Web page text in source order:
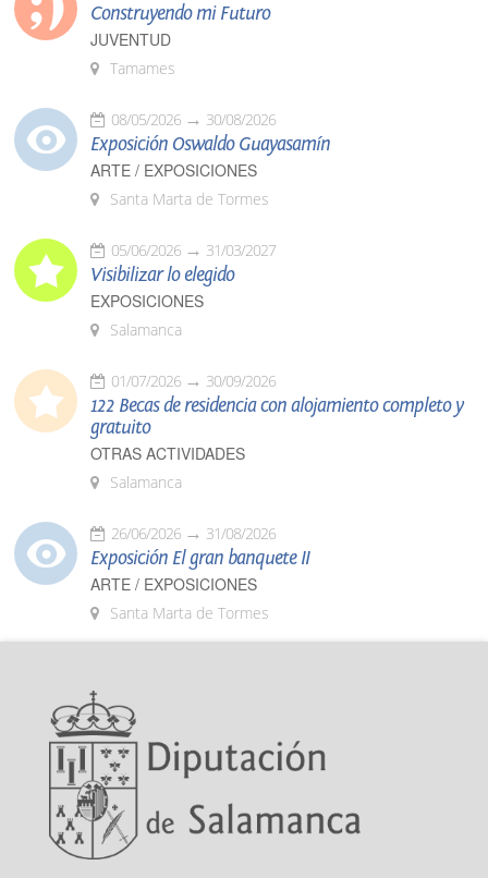
Construyendo mi Futuro
JUVENTUD
Tamames
08/05/2026 30/08/2026
Exposición Oswaldo Guayasamín
ARTE / EXPOSICIONES
Santa Marta de Tormes
05/06/2026 31/03/2027
Visibilizar lo elegido
EXPOSICIONES
Salamanca
01/07/2026 30/09/2026
122 Becas de residencia con alojamiento completo y
gratuito
OTRAS ACTIVIDADES
Salamanca
26/06/2026 31/08/2026
Exposición El gran banquete II
ARTE / EXPOSICIONES
Santa Marta de Tormes